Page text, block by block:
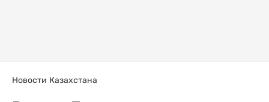
Новости Казахстана